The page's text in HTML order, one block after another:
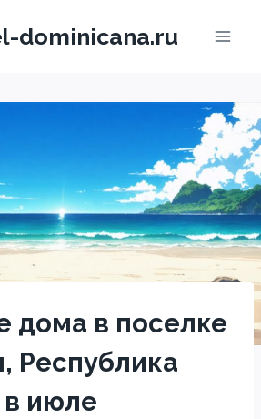
dominicana.ru
дома в поселке
Республика
июле